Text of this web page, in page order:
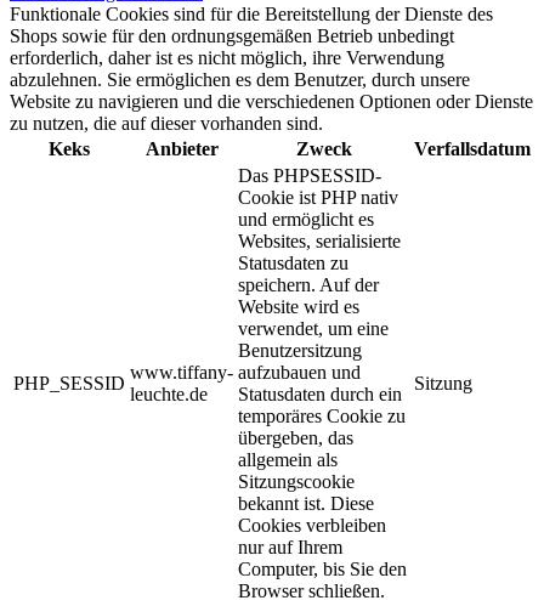
Funktionale Cookies sind für die Bereitstellung der Dienste des
Shops sowie für den ordnungsgemäßen Betrieb unbedingt
erforderlich, daher ist es nicht möglich, ihre Verwendung
abzulehnen. Sie ermöglichen es dem Benutzer, durch unsere
Website zu navigieren und die verschiedenen Optionen oder Dienste
zu nutzen, die auf dieser vorhanden sind.
Keks
Anbieter Zweck Verfallsdatum
PHP_SESSID
www.tiffany-
leuchte.de
Das PHPSESSID-
Cookie ist PHP nativ
und ermöglicht es
Websites, serialisierte
Statusdaten zu
speichern. Auf der
Website wird es
verwendet, um eine
Benutzersitzung
aufzubauen und
Statusdaten durch ein
temporäres Cookie zu
übergeben, das
allgemein als
Sitzungscookie
bekannt ist. Diese
Cookies verbleiben
nur auf Ihrem
Computer, bis Sie den
Browser schließen.
Sitzung